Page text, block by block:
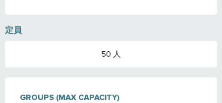
定員
50 人
GROUPS (MAX CAPACITY)
GROUPS (MAX CAPACITY)